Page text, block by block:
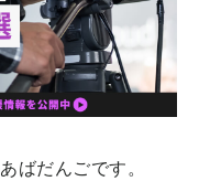
ばだんごです。